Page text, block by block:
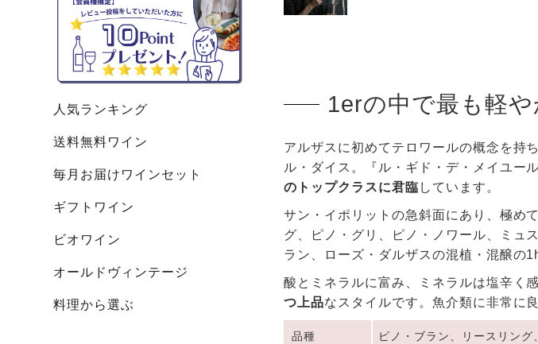
人気ランキング
送料無料ワイン
毎月お届けワインセット
ギフトワイン
ビオワイン
オールドヴィンテージ
料理から選ぶ
1erの中で最も軽
アルザスに初めてテロワールの概念を持
ル・ダイス。『ル・ギド・デ・メイユー
のトップクラスに君臨 しています。
サン・イポリットの急斜面にあり、極め
グ、ピノ・グリ、ピノ・ノワール、ミュ
ラン、ローズ・ダルザスの混植・混醸の
酸とミネラルに富み、ミネラルは塩辛く
つ上品なスタイルです。魚介類に非常に
品種
ピノ・ブラン、リースリン